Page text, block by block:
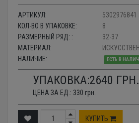
АРТИКУЛ:
5302976841
КОЛ-ВО В УПАКОВКЕ:
8
РАЗМЕРНЫЙ РЯД: :
32-37
МАТЕРИАЛ:
НАЛИЧИЕ:
ЕСТЬ В
УПАКОВКА:2640 ГРН.
ЦЕНА ЗА ЕД.: 330 грн.
КУПИТЬ